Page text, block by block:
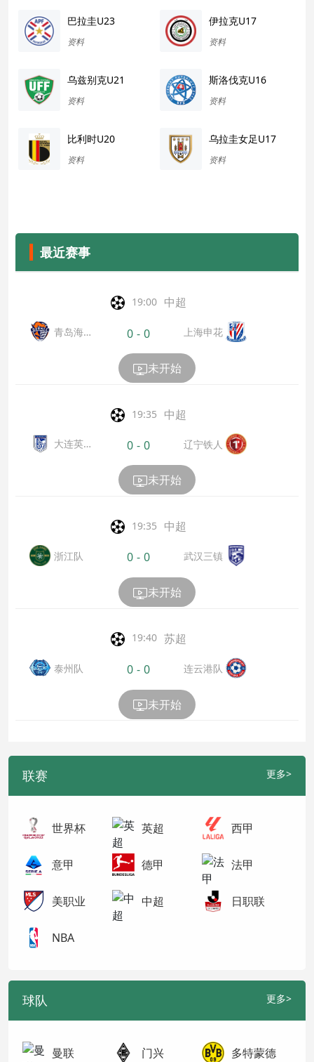
巴拉圭U23
资料
伊拉克U17
资料
乌兹别克U21
资料
斯洛伐克U16
资料
比利时U20
资料
乌拉圭女足U17
资料
最近赛事
19:00 中超
青岛海
0 - 0 上海申花
未开始
19:35 中超
大连英
0 - 0 辽宁铁人
未开始
19:35 中超
浙江队 0 - 0 武汉三镇
未开始
19:40 苏超
泰州队 0 - 0 连云港队
未开始
联赛 更多>
世界杯 英超 西甲
意甲 德甲 法甲
美职业 中超 日职联
NBA
球队 更多>
曼联 门兴 多特蒙德